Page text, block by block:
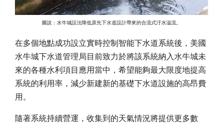
圖說：水牛城設法降低原先下水道設計帶來的合流式汙水溢流。
在多個地點成功設立實時控制智能下水道系統後， 美國
水牛城下水道管理局目前致力於將該系統納入水牛城未
來的各種水利項目應用當中，希望能夠最大限度地提高
系統的利用率，減少新建新的基礎下水道設施的高昂費
用。
隨著系統持續營運，收集到的天氣情況將提供更多數